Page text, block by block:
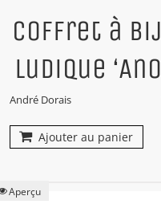
Coffret à
ludique
André Dorais
Ajouter au panier
Aperçu